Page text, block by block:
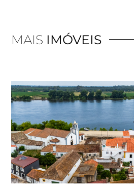
MAIS IMÓVEIS